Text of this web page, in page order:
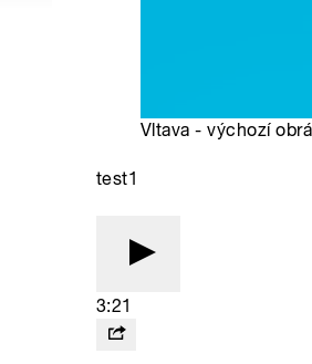
Vltava - výchozí
test1
3:21